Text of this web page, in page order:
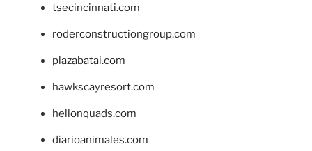
tsecincinnati.com
roderconstructiongroup.com
plazabatai.com
hawkscayresort.com
hellonquads.com
diarioanimales.com